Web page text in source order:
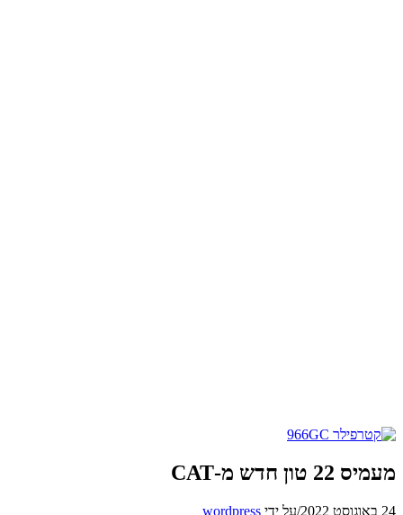
מעמיס 22 טון חדש מ-CAT
24 באוגוסט 2022 /על ידי wordpress